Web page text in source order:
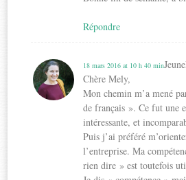
Répondre
18 mars 2016 at 10 h 40 min
Chère Mely,
Mon chemin m’a mené
de français ». Ce fut une
intéressante, et
Puis j’ai préféré
l’entreprise. Ma
rien dire » est toutefois